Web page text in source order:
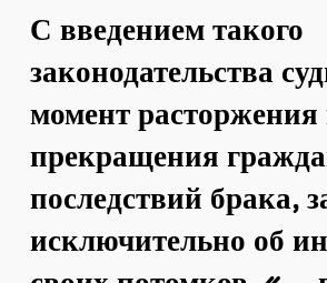
С введением такого
законодательства
момент расторжения
прекращения
последствий брака,
исключительно об